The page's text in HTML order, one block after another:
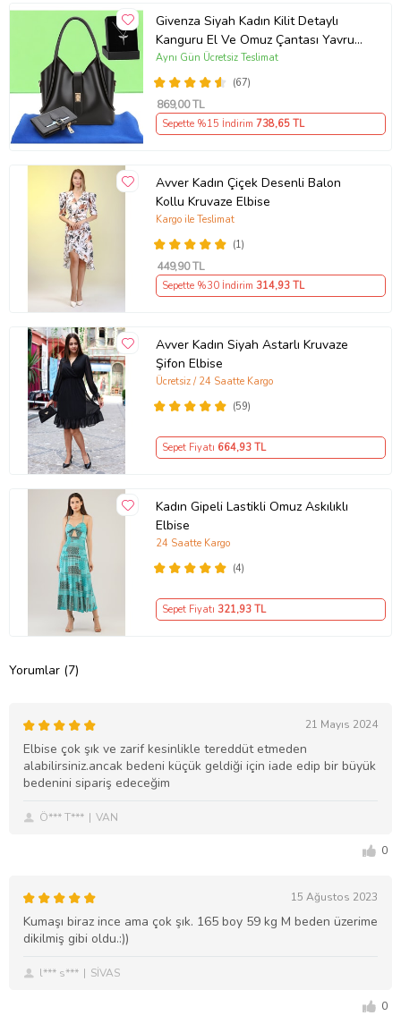
Givenza Siyah Kadın Kilit Detaylı
Kanguru El Ve Omuz Çantası Yavru
Çantalı Cüzdan Ve Kolye Hediyeli
(67)
Aynı Gün Ücretsiz Teslimat
869,00 TL
Sepette %15 İndirim 738,65 TL
Avver Kadın Çiçek Desenli Balon
Kollu Kruvaze Elbise
(1)
Kargo ile Teslimat
449,90 TL
Sepette %30 İndirim 314,93 TL
Avver Kadın Siyah Astarlı Kruvaze
Şifon Elbise
(59)
Ücretsiz / 24 Saatte Kargo
Sepet Fiyatı 664,93 TL
Kadın Gipeli Lastikli Omuz Askılıklı
Elbise
(4)
24 Saatte Kargo
Sepet Fiyatı 321,93 TL
Yorumlar (7)
21 Mayıs 2024
Elbise çok şık ve zarif kesinlikle tereddüt etmeden
alabilirsiniz.ancak bedeni küçük geldiği için iade edip bir büyük
bedenini sipariş edeceğim
Ö*** T*** VAN
0
15 Ağustos 2023
Kumaşı biraz ince ama çok şık. 165 boy 59 kg M beden üzerime
dikilmiş gibi oldu.:))
l*** s*** SİVAS
0